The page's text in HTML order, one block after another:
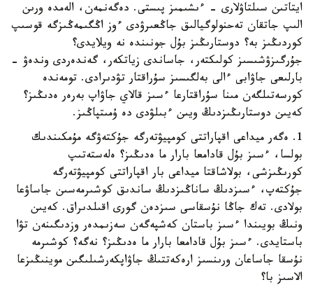
ايتاتىن سىلتاۋلارى - ءىشىمىز پىستى. دەگەنمەن، الەمدە ورىن
الىپ جاتقان تەحنولوگيالىق جاڭعىرۋدى ءوز اڭگىمەڭىزگە قوسىپ
كوردىڭىز بە؟ دوستارىڭىز بۇل جونىندە نە ويلايدى؟
جۇرگىزۋشىسىز كولىكتەر، جاساندى زياتكەر، گەندەردى وندەۋ -
بارلىعى جاۋابى ءالى بەلگىسىز سۇراقتار تۋدىرادى. تومەندە
كورسەتىلگەن مىنا سۇراقتارعا ءسىز قالاي جاۋاپ بەرەر ەدىڭىز؟
كەيىن دوستارىڭىزدىڭ ويىن ءبىلۋدى دە ۇمىتپاڭىز.
1. ەگەر ميداعى اقپاراتتى كومپيۋتەرگە جۇكتەۋگە مۇمكىندىك
بولسا، ءسىز بۇل قادامعا بارار ما ەدىڭىز؟ ەلەستەتىپ
كورىڭىزشى، بولاشاقتا ميداعى بار اقپاراتتى كومپيۋتەرگە
جۇكتەپ، ءسىزدىڭ ساناڭىزدىڭ ساندىق كوشىرمەسىن جاساۋعا
بولادى. تەك جاڭا نۇسقاسى سىزدەن گورى اقىلدىراق. كەيىن
ونىڭ بويىندا ءسىز باستان كەشپەگەن سەزىمدەر وزدىگىنەن تۋا
باستايدى. ءسىز بۇل قادامعا بارار ما ەدىڭىز؟ نەگە؟ كوشىرمە
نۇسقا جاساعان ورىنسىز ارەكەتتىڭ جاۋاپكەرشىلىگىن موينىڭىزعا
الاسىز با؟